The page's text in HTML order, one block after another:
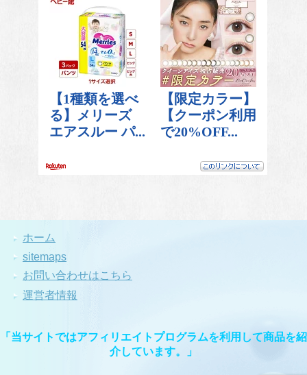
ホーム
sitemaps
お問い合わせはこちら
運営者情報
「当サイトではアフィリエイトプログラムを利用して商品を紹
介しています。」